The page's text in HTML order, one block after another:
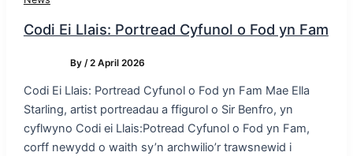
Codi Ei Llais: Portread Cyfunol o Fod yn Fam
By /2 April 2026
Codi Ei Llais: Portread Cyfunol o Fod yn Fam Mae Ella
Starling, artist portreadau a ffigurol o Sir Benfro, yn
cyflwyno Codi ei Llais:Potread Cyfunol o Fod yn Fam,
corff newydd o waith sy’n archwilio’r trawsnewid i